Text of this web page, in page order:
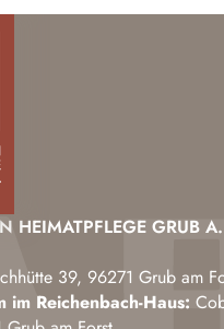
HEIMATPFLEGE GRUB
39, 96271 Grub am
im Reichenbach-Haus: